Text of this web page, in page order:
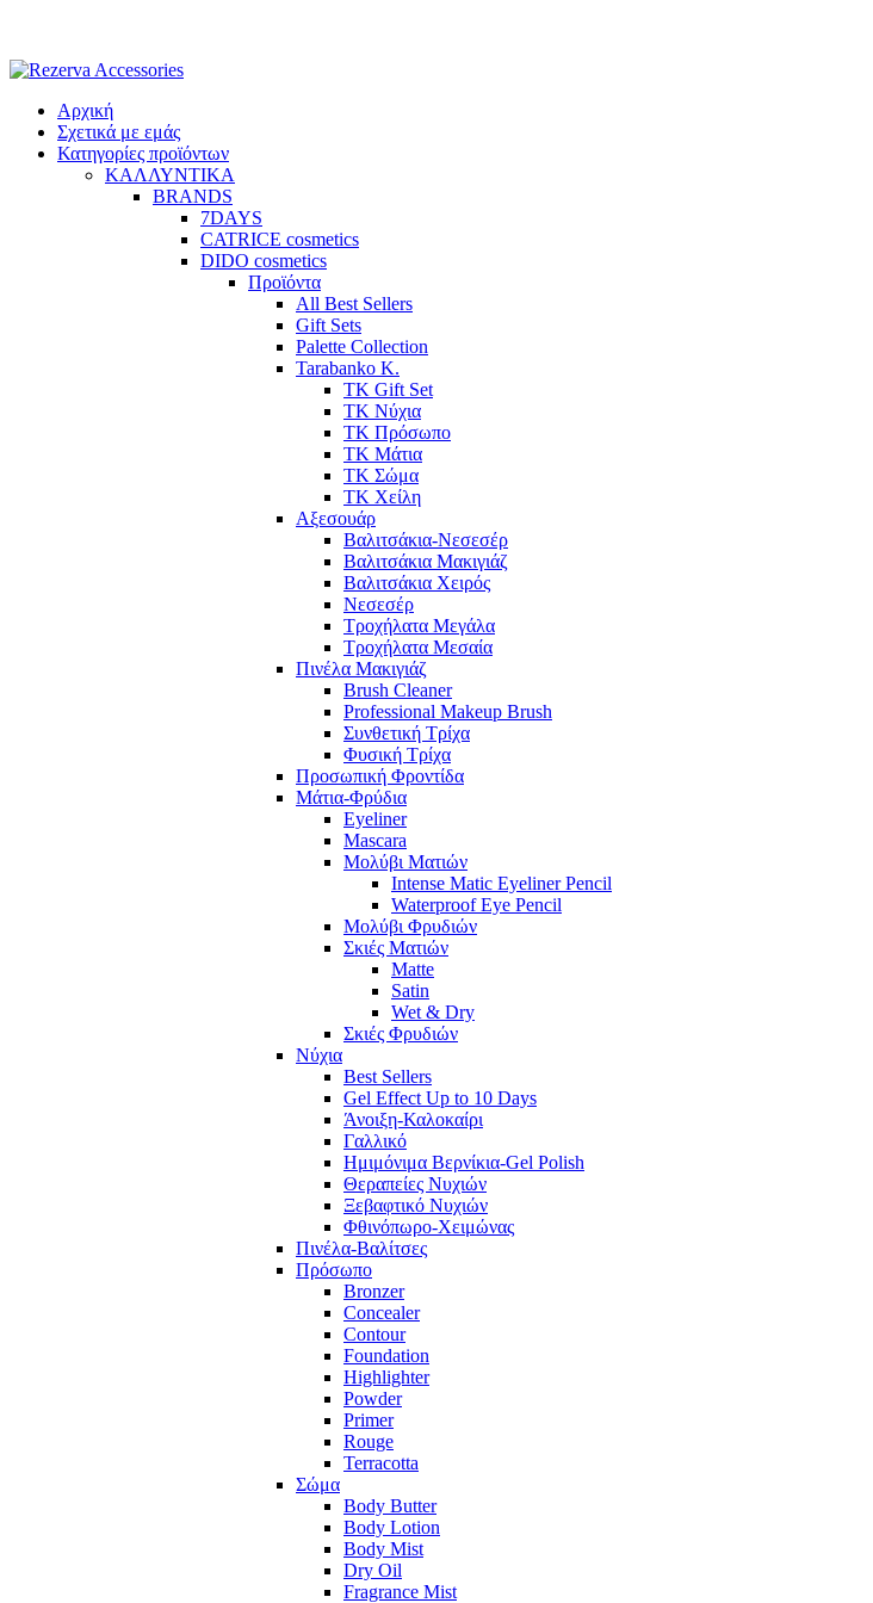
content
Αρχική
Σχετικά με εμάς
Κατηγορίες προϊόντων
ΚΑΛΛΥΝΤΙΚΑ
BRANDS
7DAYS
CATRICE cosmetics
DIDO cosmetics
Προϊόντα
All Best Sellers
Gift Sets
Palette Collection
Tarabanko K.
TK Gift Set
TK Νύχια
TK Πρόσωπο
ΤΚ Μάτια
ΤΚ Σώμα
ΤΚ Χείλη
Αξεσουάρ
Βαλιτσάκια-Νεσεσέρ
Βαλιτσάκια Μακιγιάζ
Βαλιτσάκια Χειρός
Νεσεσέρ
Τροχήλατα Μεγάλα
Τροχήλατα Μεσαία
Πινέλα Μακιγιάζ
Brush Cleaner
Professional Makeup Brush
Συνθετική Τρίχα
Φυσική Τρίχα
Προσωπική Φροντίδα
Μάτια-Φρύδια
Eyeliner
Mascara
Μολύβι Ματιών
Intense Matic Eyeliner Pencil
Waterproof Eye Pencil
Μολύβι Φρυδιών
Σκιές Ματιών
Matte
Satin
Wet & Dry
Σκιές Φρυδιών
Νύχια
Best Sellers
Gel Effect Up to 10 Days
Άνοιξη-Καλοκαίρι
Γαλλικό
Ημιμόνιμα Βερνίκια-Gel Polish
Θεραπείες Νυχιών
Ξεβαφτικό Νυχιών
Φθινόπωρο-Χειμώνας
Πινέλα-Βαλίτσες
Πρόσωπο
Bronzer
Concealer
Contour
Foundation
Highlighter
Powder
Primer
Rouge
Terracotta
Σώμα
Body Butter
Body Lotion
Body Mist
Dry Oil
Fragrance Mist